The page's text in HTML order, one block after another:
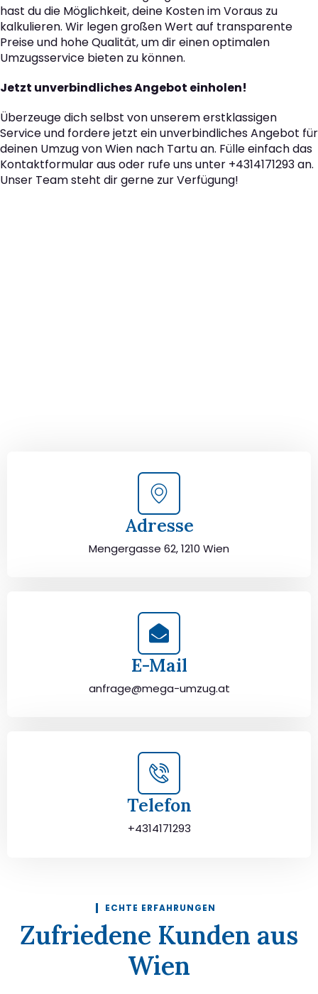
hast du die Möglichkeit, deine Kosten im Voraus zu
kalkulieren. Wir legen großen Wert auf transparente
Preise und hohe Qualität, um dir einen optimalen
Umzugsservice bieten zu können.
Jetzt unverbindliches Angebot einholen!
Überzeuge dich selbst von unserem erstklassigen
Service und fordere jetzt ein unverbindliches Angebot für
deinen Umzug von Wien nach Tartu an. Fülle einfach das
Kontaktformular aus oder rufe uns unter +4314171293 an.
Unser Team steht dir gerne zur Verfügung!
Adresse
Mengergasse 62, 1210 Wien
E-Mail
anfrage@mega-umzug.at
Telefon
+4314171293
ECHTE ERFAHRUNGEN
Zufriedene Kunden aus
Wien